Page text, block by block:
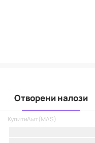
Отворени налози
КупитиАмт (MAS)